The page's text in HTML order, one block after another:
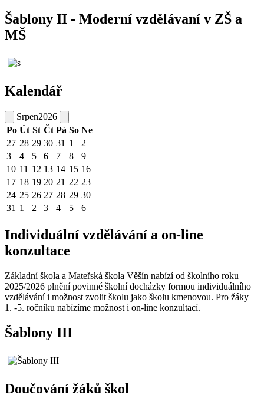
Šablony II - Moderní vzdělávaní v ZŠ a
MŠ
Kalendář
Srpen2026
Po Út St Čt Pá So Ne
27 28 29 30 31 1
2
3
4 5 6 7 8
9
10 11 12 13 14 15 16
17 18 19 20 21 22 23
24 25 26 27 28 29 30
31 1 2 3 4 5 6
Individuální vzdělávání a on-line
konzultace
Základní škola a Mateřská škola Věšín nabízí od školního roku
2025/2026 plnění povinné školní docházky formou individuálního
vzdělávání i možnost zvolit školu jako školu kmenovou. Pro žáky
1. -5. ročníku nabízíme možnost i on-line konzultací.
Šablony III
Doučování žáků škol